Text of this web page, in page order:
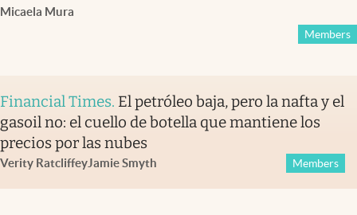
Micaela Mura
Members
Financial Times. El petróleo baja, pero la nafta y el
gasoil no: el cuello de botella que mantiene los
precios por las nubes
Verity RatcliffeyJamie Smyth Members